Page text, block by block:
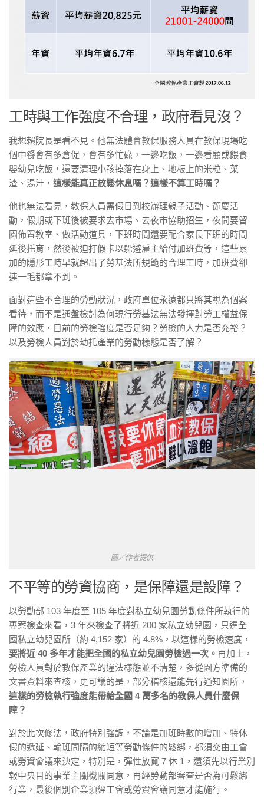
工時與工作強度不合理，政府看見沒？
我想賴院長是看不見。他無法體會教保服務人員在教保現場吃
個中餐會有多倉促，會有多忙碌，一邊吃飯，一邊看顧或餵食
嬰幼兒吃飯，還要清理小孩掉落在身上、地板上的米粒、菜
渣、湯汁， 這樣能真正放鬆休息嗎？這樣不算工時嗎？
他也無法看見，教保人員需假日到校辦理親子活動、節慶活
動，假期或下班後被要求去市場、去夜市協助招生，夜間要留
園佈置教室、做活動道具，下班時間還要配合家長下班的時間
延後托育，然後被迫打假卡以躲避雇主給付加班費等，這些累
加的隱形工時早就超出了勞基法所規範的合理工時，加班費卻
連一毛都拿不到。
面對這些不合理的勞動狀況，政府單位永遠都只將其視為個案
看待，而不是通盤檢討為何現行勞基法無法發揮對勞工權益保
障的效應，目前的勞檢強度是否足夠？勞檢的人力是否充裕？
以及勞檢人員對於幼托產業的勞動樣態是否了解？
圖／作者提供
不平等的勞資協商，是保障還是設障？
以勞動部 103 年度至 105 年度對私立幼兒園勞動條件所執行的
專案檢查來看，3 年來檢查了將近 200 家私立幼兒園，只達全
國私立幼兒園所（約 4,152 家）的 4.8%，以這樣的勞檢速度，
要將近 40 多年才能把全國的私立幼兒園勞檢過一次。 再加上，
勞檢人員對於教保產業的違法樣態並不清楚，多從園方準備的
文書資料來查核，更可議的是，部分稽核還能先行通知園所，
這樣的勞檢執行強度能帶給全國 4 萬多名的教保人員什麼保
障？
對於此次修法，政府特別強調，不論是加班時數的增加、特休
假的遞延、輪班間隔的縮短等勞動條件的鬆綁，都須交由工會
或勞資會議來決定，特別是，彈性放寬 7 休 1，還須先以行業別
報中央目的事業主關機關同意，再經勞動部審查是否為可鬆綁
行業，最後個別企業須經工會或勞資會議同意才能施行。